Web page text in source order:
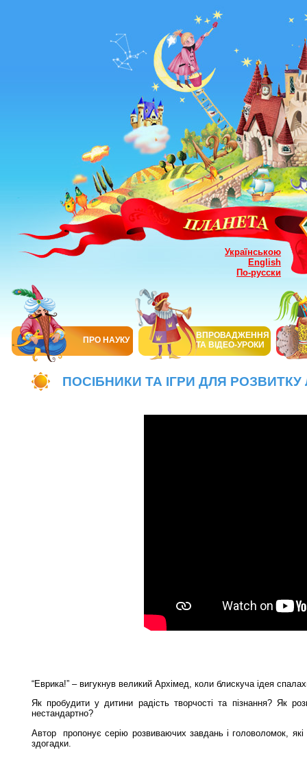
Українською
English
По-русски
ПРО НАУКУ
ВПРОВАДЖЕННЯ
ТА ВІДЕО-УРОКИ
ПОСІБНИКИ ТА ІГРИ ДЛЯ
“Еврика!” – вигукнув великий Архімед, коли блискуча ідея
Як пробудити у дитини радість творчості та пізнання? Як
нестандартно?
Автор пропонує серію розвиваючих завдань і головоломок,
здогадки.